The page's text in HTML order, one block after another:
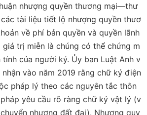
nhượng quyền thương mại—thư
tài liệu tiết lộ nhượng quyền thươ
về phí bản quyền và quyền lãnh
trị miễn là chúng có thể chứng m
của người ký. Ủy ban Luật Anh v
vào năm 2019 rằng chữ ký điện
pháp lý theo các nguyên tắc thôn
yêu cầu rõ ràng chữ ký vật lý (v
nhượng đất đai). Nhượng quy